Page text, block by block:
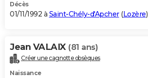
Décès
01/11/1992 à Saint-Chély-d'Apcher(Lozère)
Jean VALAIX (81 ans)
Créer une cagnotte obsèques
Naissance